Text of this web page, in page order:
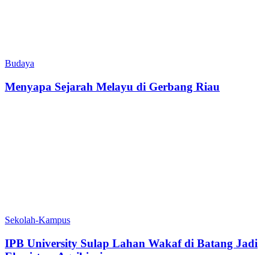
Budaya
Menyapa Sejarah Melayu di Gerbang Riau
Sekolah-Kampus
IPB University Sulap Lahan Wakaf di Batang Jadi